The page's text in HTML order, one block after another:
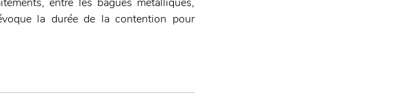
la durée de la contention pour